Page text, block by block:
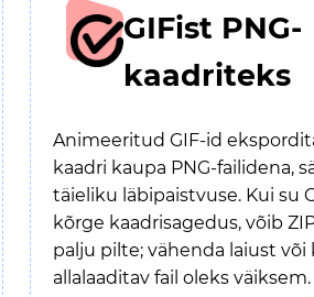
GIFist PNG-
kaadriteks
Animeeritud GIF-id
kaadri kaupa PNG-failidena,
täieliku läbipaistvuse. Kui su
kõrge kaadrisagedus, võib
palju pilte; vähenda laiust või
allalaaditav fail oleks väiksem.